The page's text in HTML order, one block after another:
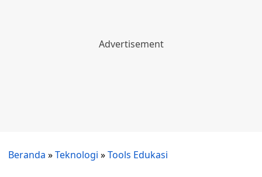
Beranda »Teknologi »Tools Edukasi